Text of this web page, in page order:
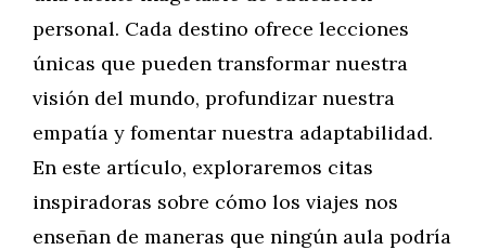
personal. Cada destino ofrece lecciones
únicas que pueden transformar nuestra
visión del mundo, profundizar nuestra
empatía y fomentar nuestra adaptabilidad.
En este artículo, exploraremos citas
inspiradoras sobre cómo los viajes nos
enseñan de maneras que ningún aula podría